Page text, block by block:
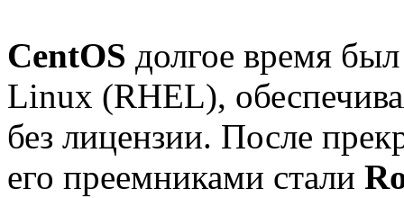
CentOS долгое время
Linux (RHEL),
без лицензии. После
его преемниками стали